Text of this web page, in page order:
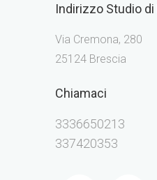
Indirizzo Studio di
Via Cremona, 280
25124 Brescia
Chiamaci
3336650213
337420353